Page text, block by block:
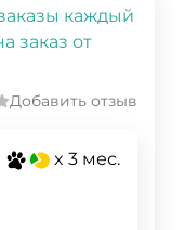
каждый
заказ от
Добавить отзыв
x 3 мес.